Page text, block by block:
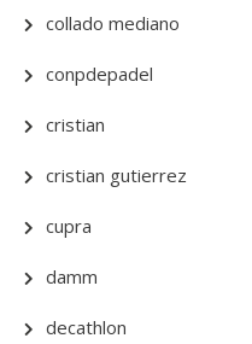
collado mediano
conpdepadel
cristian
cristian gutierrez
cupra
damm
decathlon